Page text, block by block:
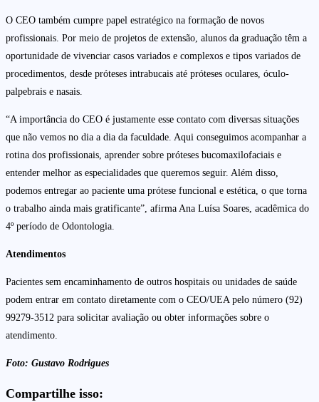
O CEO também cumpre papel estratégico na formação de novos
profissionais. Por meio de projetos de extensão, alunos da graduação têm a
oportunidade de vivenciar casos variados e complexos e tipos variados de
procedimentos, desde próteses intrabucais até próteses oculares, óculo-
palpebrais e nasais.
“A importância do CEO é justamente esse contato com diversas situações
que não vemos no dia a dia da faculdade. Aqui conseguimos acompanhar a
rotina dos profissionais, aprender sobre próteses bucomaxilofaciais e
entender melhor as especialidades que queremos seguir. Além disso,
podemos entregar ao paciente uma prótese funcional e estética, o que torna
o trabalho ainda mais gratificante”, afirma Ana Luísa Soares, acadêmica do
4º período de Odontologia.
Atendimentos
Pacientes sem encaminhamento de outros hospitais ou unidades de saúde
podem entrar em contato diretamente com o CEO/UEA pelo número (92)
99279-3512 para solicitar avaliação ou obter informações sobre o
atendimento.
Foto: Gustavo Rodrigues
Compartilhe isso: